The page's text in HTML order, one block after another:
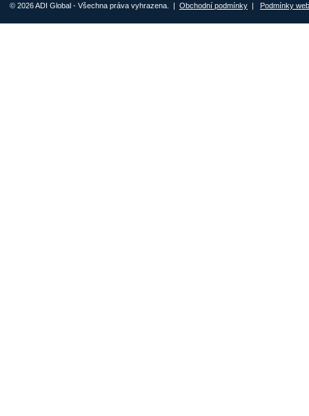
© 2026 ADI Global - Všechna práva vyhrazena. | Obchodní podmínky | Podmínky